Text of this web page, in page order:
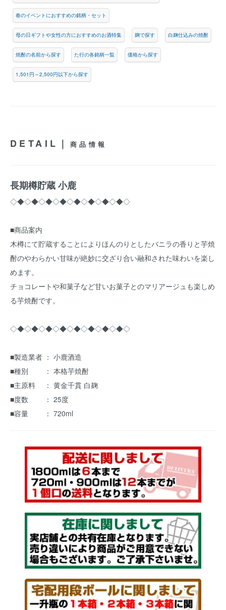
春のイベントにおすすめの銘柄・セット
母の日ギフトや女性の方におすすめのお酒特集 麹で探す 白麹仕込みの焼酎
焼酎の名前から探す た行の各銘柄一覧 価格から探す
1,501円～2,500円以下から探す
DETAIL｜ 商品情報
長期樽貯蔵 小鹿
◇◆◇◆◇◆◇◆◇◆◇◆◇◆◇◆◇
■商品案内
木樽にて貯蔵することによりほんのりとしたバニラの香りと芋焼
酎のやわらかい甘味が絶妙に交ざり合い融和された味わいを楽し
めます。
チョコレートや和菓子など甘いお菓子とのマリアージュも楽しめ
る芋焼酎です。
◇◆◇◆◇◆◇◆◇◆◇◆◇◆◇◆◇
■製造業者 ： 小鹿酒造
■種別 ： 本格芋焼酎
■主原料 ： 黄金千貫 白麹
■度数 ： 25度
■容量 ： 720ml